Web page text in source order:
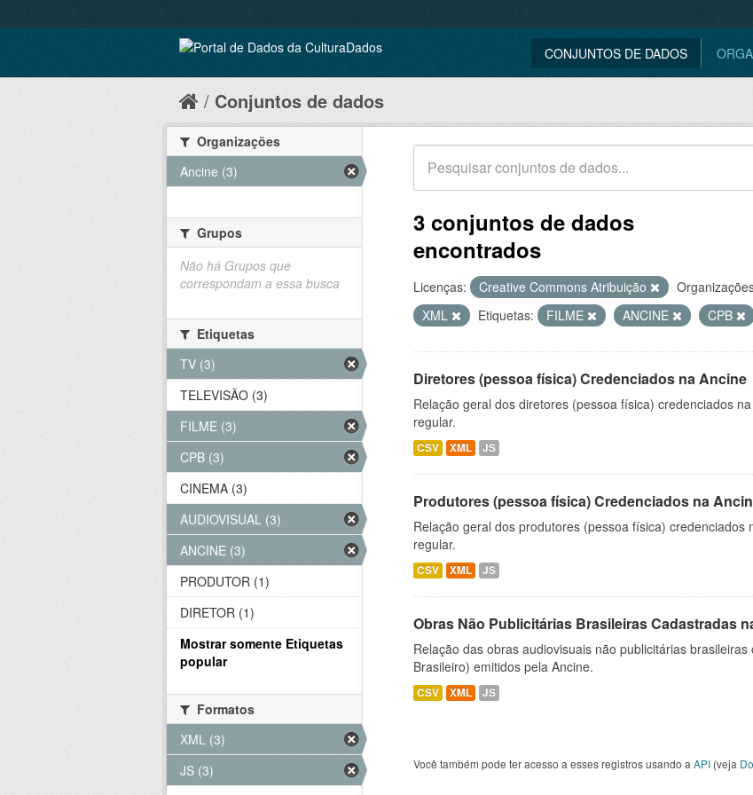
CONJUNTOS DE DADOS
Conjuntos de dados
3 conjuntos de dados
encontrados
Licenças: Creative Commons Atribuição
XML
Etiquetas: FILME ANCINE CPB
Diretores (pessoa física) Credenciados na Ancine
Relação geral dos diretores (pessoa física) credenciados
regular.
CSV XML JS
Produtores (pessoa física) Credenciados na
Relação geral dos produtores (pessoa física)
regular.
CSV XML JS
Obras Não Publicitárias Brasileiras Cadastradas
Relação das obras audiovisuais não publicitárias
Brasileiro) emitidos pela Ancine.
CSV XML JS
Você também pode ter acesso a esses registros usando a API (veja
Organizações
Ancine (3)
Grupos
Não há Grupos que
correspondam a essa busca
Etiquetas
TV (3)
TELEVISÃO (3)
FILME (3)
CPB (3)
CINEMA (3)
AUDIOVISUAL (3)
ANCINE (3)
PRODUTOR (1)
DIRETOR (1)
Mostrar somente Etiquetas
popular
Formatos
XML (3)
JS (3)